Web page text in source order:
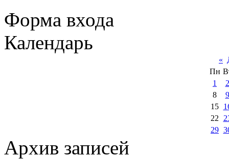
Форма входа
Календарь
«
Пн
1
2
8
9
15
22
29
Архив записей